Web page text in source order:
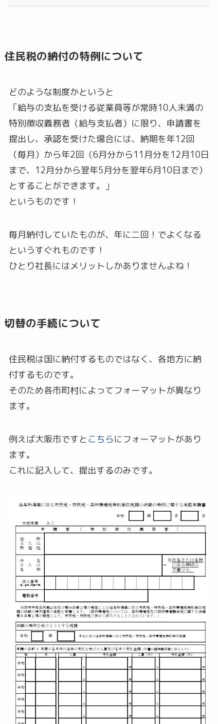
住民税の納付の特例について
どのような制度かというと
「給与の支払を受ける従業員等が常時10人未満の
特別徴収義務者（給与支払者）に限り、申請書を
提出し、承認を受けた場合には、納期を年12回
（毎月）から年2回（6月分から11月分を12月10日
まで、12月分から翌年5月分を翌年6月10日まで）
とすることができます。」
というものです！
毎月納付していたものが、年に二回！でよくなる
というすぐれものです！
ひとり社長にはメリットしかありませんよね！
切替の手続について
住民税は国に納付するものではなく、各地方に納
付するものです。
そのため各市町村によってフォーマットが異なり
ます。
例えば大阪市ですと こちらにフォーマットがあり
ます。
これに記入して、提出するのみです。